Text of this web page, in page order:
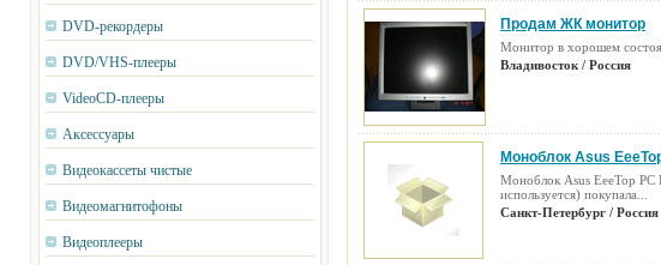
DVD-рекордеры
DVD/VHS-плееры
VideoCD-плееры
Аксессуары
Видеокассеты чистые
Видеомагнитофоны
Видеоплееры
Продам ЖК монитор
Монитор в хорошем
Владивосток / Россия
Моноблок Asus
Моноблок Asus EeeTop PC
используется) покупала...
Санкт-Петербург / Россия